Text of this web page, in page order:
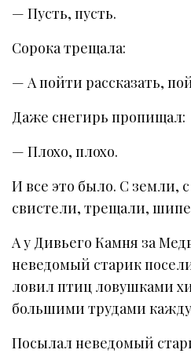
— Пусть, пусть.
Сорока трещала:
— А пойти рассказать,
Даже снегирь пропищал:
— Плохо, плохо.
И все это было. С земли,
свистели, трещали,
А у Дивьего Камня за
неведомый старик
ловил птиц ловушками
большими трудами
Посылал неведомый